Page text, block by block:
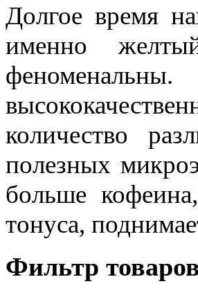
Долгое время
именно
количество
полезных
больше
тонуса,
Фильтр